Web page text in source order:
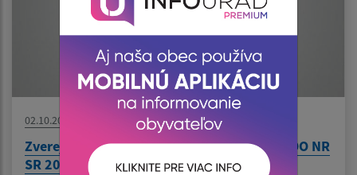
02.10.2023
Zverejnená zápisnica OVK Bzenov - VOĽBY DO NR
SR 2023 zo dňa 30.9.2023...